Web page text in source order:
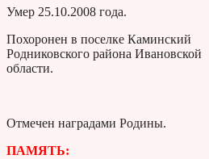
Умер 25.10.2008 года.
Похоронен в поселке Каминский
Родниковского района Ивановской
области.
Отмечен наградами Родины.
ПАМЯТЬ: